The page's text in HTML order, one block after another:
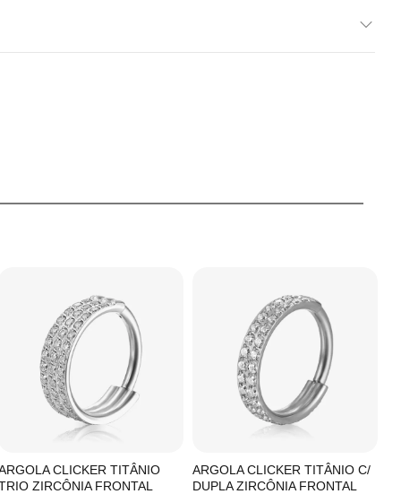
CLICKER TITÂNIO
ZIRCÔNIA FRONTAL
ARGOLA CLICKER TITÂNIO C/
DUPLA ZIRCÔNIA FRONTAL